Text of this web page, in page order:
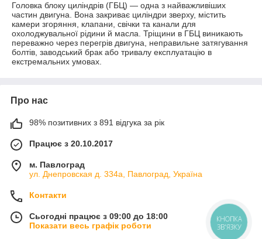
Головка блоку циліндрів (ГБЦ) — одна з найважливіших
частин двигуна. Вона закриває циліндри зверху, містить
камери згоряння, клапани, свічки та канали для
охолоджувальної рідини й масла. Тріщини в ГБЦ виникають
переважно через перегрів двигуна, неправильне затягування
болтів, заводський брак або тривалу експлуатацію в
екстремальних умовах.
Про нас
98% позитивних з 891 відгука за рік
Працює з 20.10.2017
м. Павлоград
ул. Днепровская д. 334а, Павлоград, Україна
Контакти
Сьогодні працює з 09:00 до 18:00
Показати весь графік роботи
КНОПКА
ЗВ'ЯЗКУ